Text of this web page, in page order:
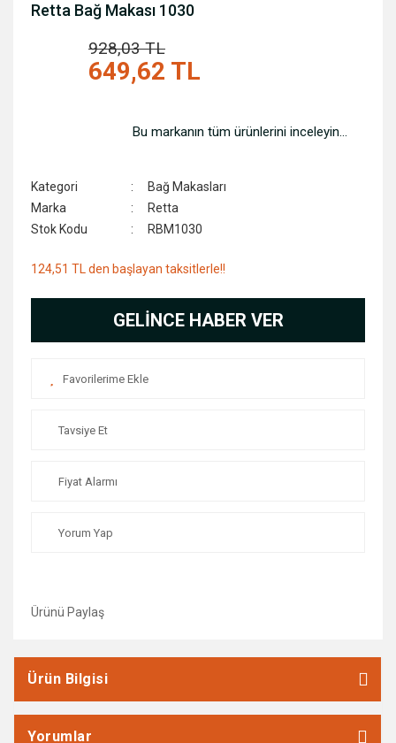
Retta Bağ Makası 1030
928,03 TL
649,62 TL
Bu markanın tüm ürünlerini inceleyin...
Kategori
Bağ Makasları
Marka
Retta
Stok Kodu
RBM1030
124,51 TL den başlayan taksitlerle!!
GELİNCE HABER VER
Tavsiye Et
Fiyat Alarmı
Yorum Yap
Ürünü Paylaş
Ürün Bilgisi
Yorumlar